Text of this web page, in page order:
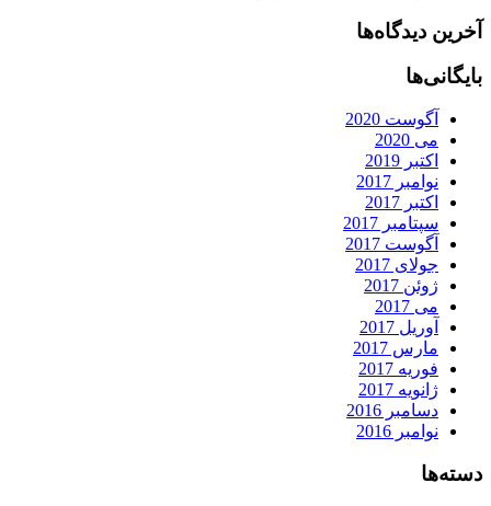
آخرین دیدگاه‌ها
بایگانی‌ها
آگوست 2020
می 2020
اکتبر 2019
نوامبر 2017
اکتبر 2017
سپتامبر 2017
آگوست 2017
جولای 2017
ژوئن 2017
می 2017
آوریل 2017
مارس 2017
فوریه 2017
ژانویه 2017
دسامبر 2016
نوامبر 2016
دسته‌ها